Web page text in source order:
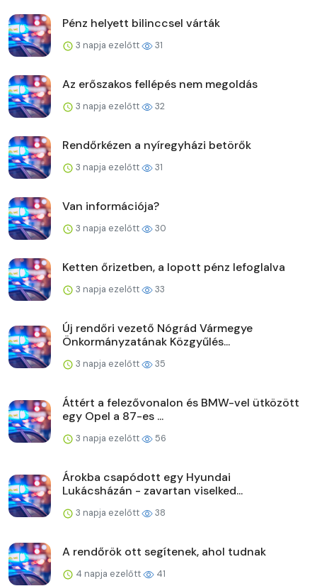
Pénz helyett bilinccsel várták
3 napja ezelőtt 31
Az erőszakos fellépés nem megoldás
3 napja ezelőtt 32
Rendőrkézen a nyíregyházi betörők
3 napja ezelőtt 31
Van információja?
3 napja ezelőtt 30
Ketten őrizetben, a lopott pénz lefoglalva
3 napja ezelőtt 33
Új rendőri vezető Nógrád Vármegye
Önkormányzatának Közgyűlés...
3 napja ezelőtt 35
Áttért a felezővonalon és BMW-vel ütközött
egy Opel a 87-es ...
3 napja ezelőtt 56
Árokba csapódott egy Hyundai
Lukácsházán - zavartan viselked...
3 napja ezelőtt 38
A rendőrök ott segítenek, ahol tudnak
4 napja ezelőtt 41